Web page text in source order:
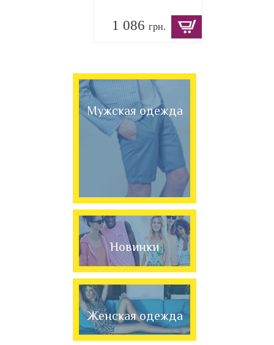
1 086грн.
Мужская одежда
Новинки
Женская одежда